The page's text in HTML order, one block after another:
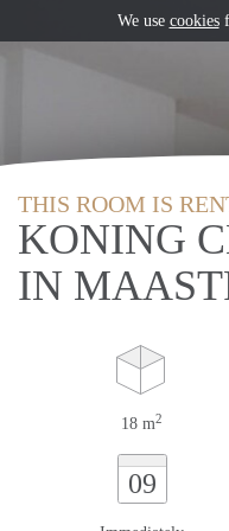
THIS ROOM IS
KONING
IN
18 m2
09
We use cookies